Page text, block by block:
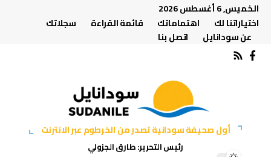
الخميس, 6 أغسطس 2026
اختياراتنا لك
اهتماماتك قائمة القراءة
سجلاتك
عن سودانايل
اتصل بنا
أول صحيفة سودانية تصدر من الخرطوم عبر الانترنت
رئيس التحرير: طارق الجزولي